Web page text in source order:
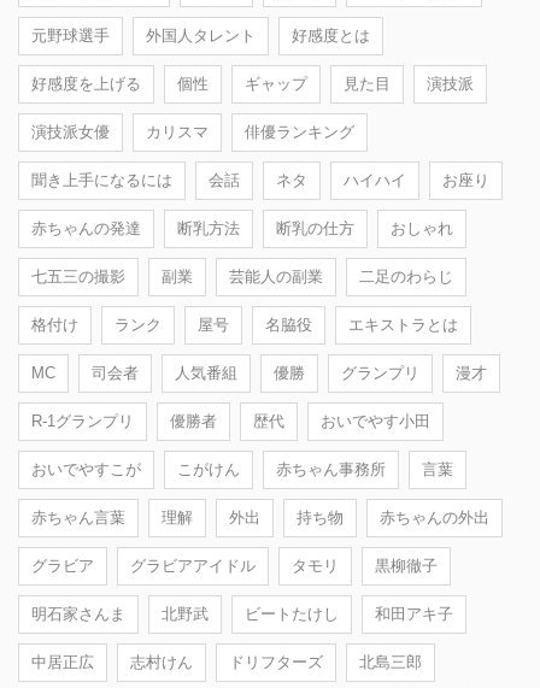
元野球選手 外国人タレント 好感度とは
好感度を上げる 個性 ギャップ 見た目 演技派
演技派女優 カリスマ 俳優ランキング
聞き上手になるには 会話 ネタ ハイハイ お座り
赤ちゃんの発達 断乳方法 断乳の仕方 おしゃれ
七五三の撮影 副業 芸能人の副業 二足のわらじ
格付け ランク 屋号 名脇役 エキストラとは
MC 司会者 人気番組 優勝 グランプリ 漫才
R-1グランプリ 優勝者 歴代 おいでやす小田
おいでやすこが こがけん 赤ちゃん事務所 言葉
赤ちゃん言葉 理解 外出 持ち物 赤ちゃんの外出
グラビア グラビアアイドル タモリ 黒柳徹子
明石家さんま 北野武 ビートたけし 和田アキ子
中居正広 志村けん ドリフターズ 北島三郎